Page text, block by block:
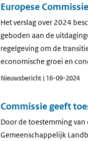
Europese
Het verslag over 2024
geboden aan de
regelgeving om de
economische groei en
Nieuwsbericht | 16-09-2024
Commissie geeft
Door de toestemming
Gemeenschappelijk